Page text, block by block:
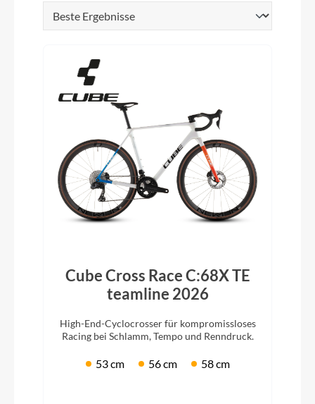
Cube Cross Race C:68X TE
teamline 2026
High-End-Cyclocrosser für kompromissloses
Racing bei Schlamm, Tempo und Renndruck.
53 cm 56 cm 58 cm